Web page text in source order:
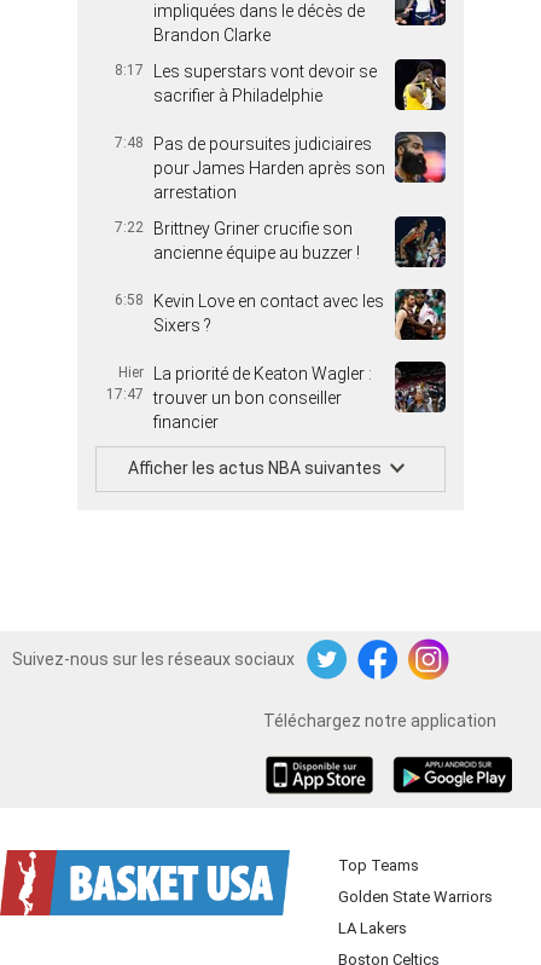
impliquées dans le décès de
Brandon Clarke
8:17
Les superstars vont devoir se
sacrifier à Philadelphie
7:48
Pas de poursuites judiciaires
pour James Harden après son
arrestation
7:22
Brittney Griner crucifie son
ancienne équipe au buzzer !
6:58
Kevin Love en contact avec les
Sixers ?
Hier
17:47
La priorité de Keaton Wagler :
trouver un bon conseiller
financier
Afficher les actus NBA suivantes
Suivez-nous sur les réseaux sociaux
TwitterFacebookInstagram
Téléchargez notre application
Top Teams
Golden State Warriors
LA Lakers
Boston Celtics